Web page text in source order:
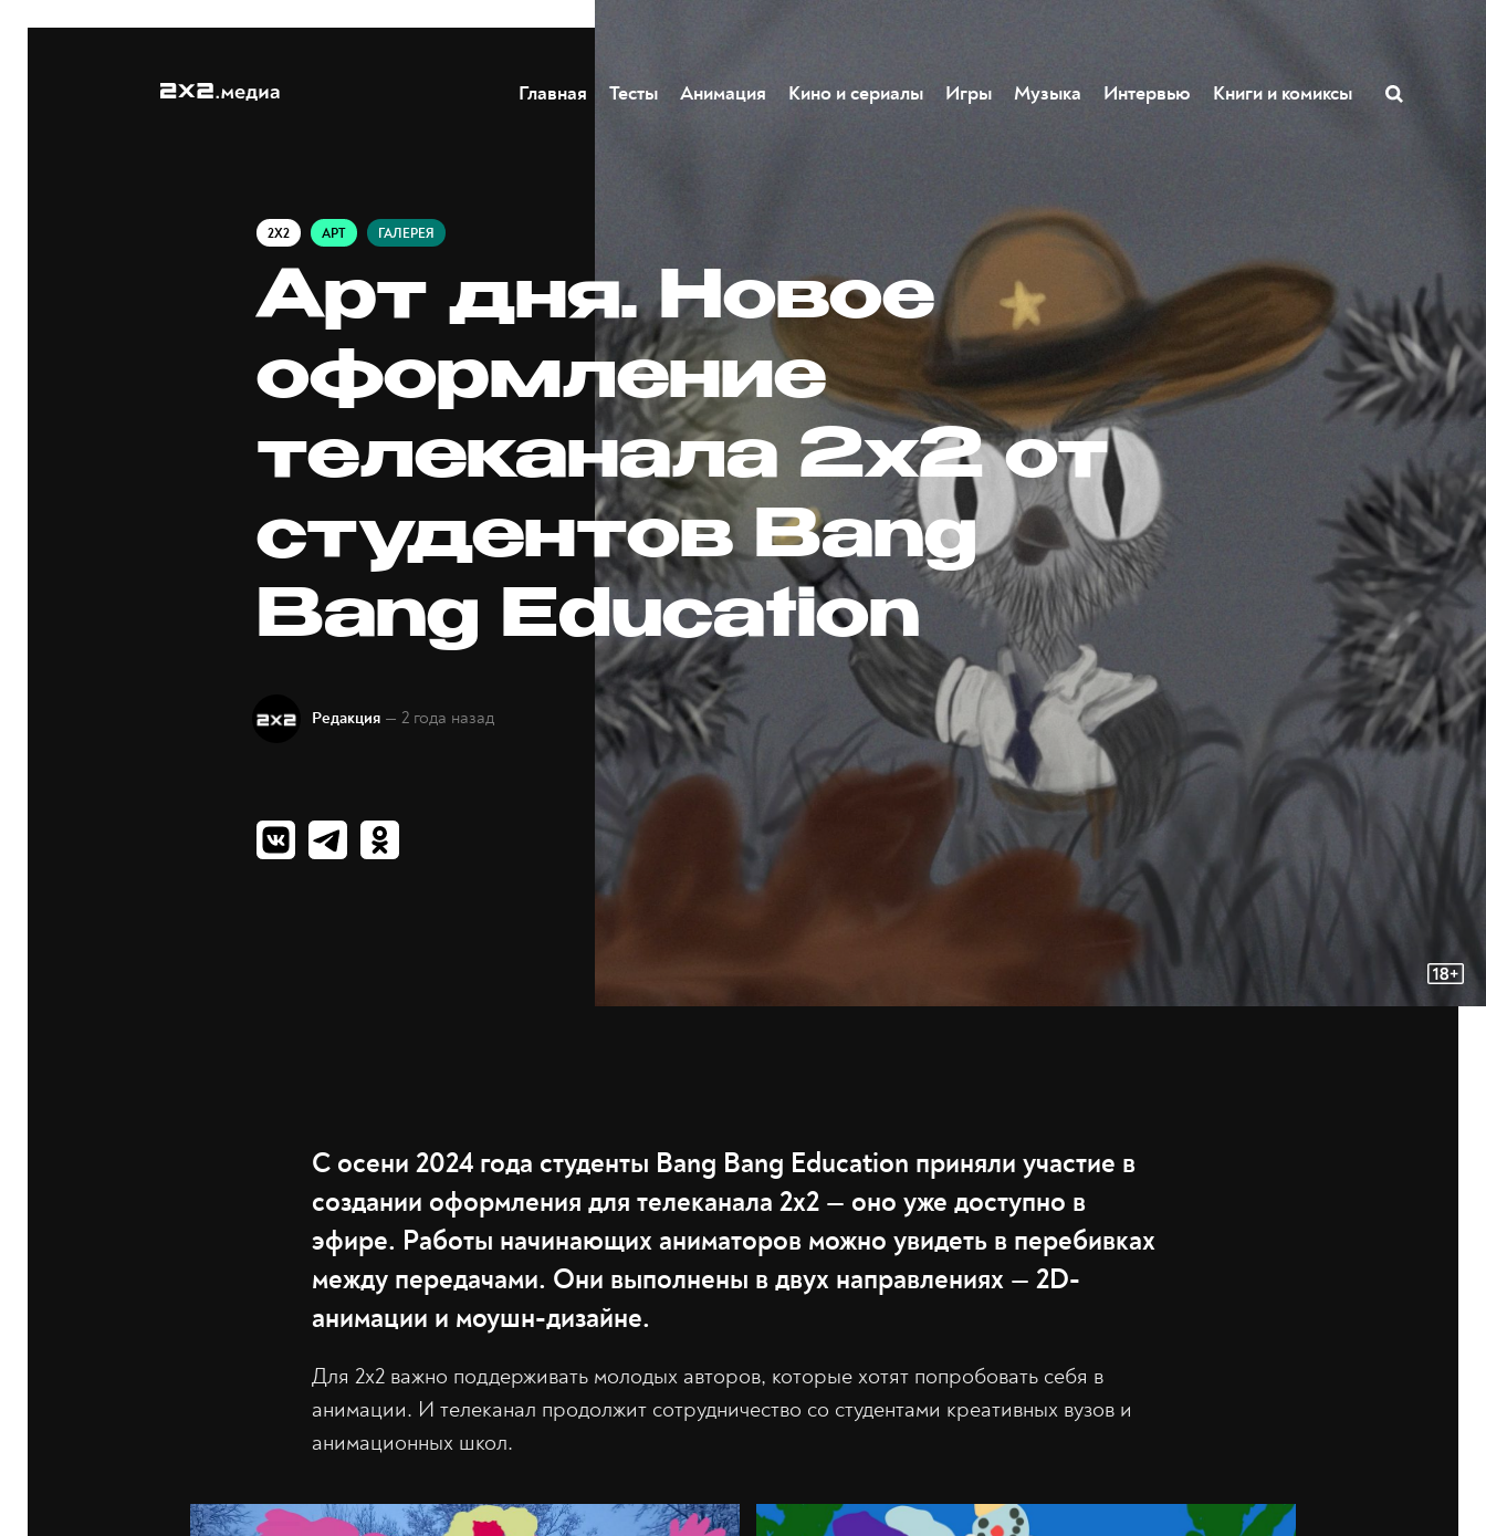
Главная Тесты Анимация Кино и сериалы Игры Музыка Интервью Книги и комиксы
2X2 АРТ ГАЛЕРЕЯ
Арт дня. Новое
оформление
телеканала 2х2 от
студентов Bang
Bang Education
Редакция — 2 года назад
С осени 2024 года студенты Bang Bang Education приняли участие в
создании оформления для телеканала 2х2 — оно уже доступно в
эфире. Работы начинающих аниматоров можно увидеть в перебивках
между передачами. Они выполнены в двух направлениях — 2D-
анимации и моушн-дизайне.
Для 2х2 важно поддерживать молодых авторов, которые хотят попробовать себя в
анимации. И телеканал продолжит сотрудничество со студентами креативных вузов и
анимационных школ.